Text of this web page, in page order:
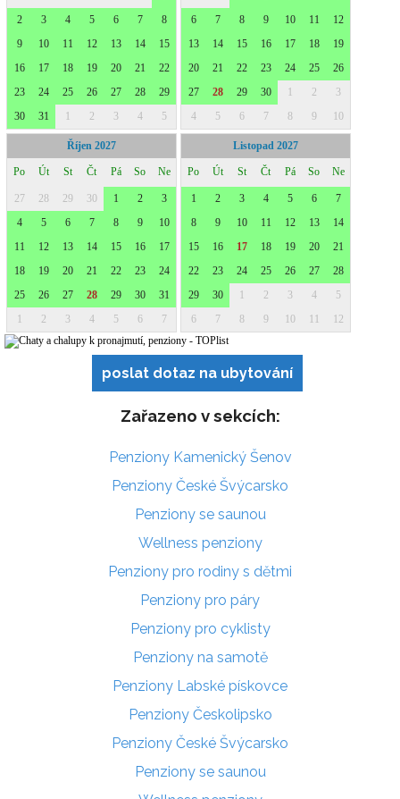
poslat dotaz na ubytování
Zařazeno v sekcích:
Penziony Kamenický Šenov
Penziony České Švýcarsko
Penziony se saunou
Wellness penziony
Penziony pro rodiny s dětmi
Penziony pro páry
Penziony pro cyklisty
Penziony na samotě
Penziony Labské pískovce
Penziony Českolipsko
Penziony České Švýcarsko
Penziony se saunou